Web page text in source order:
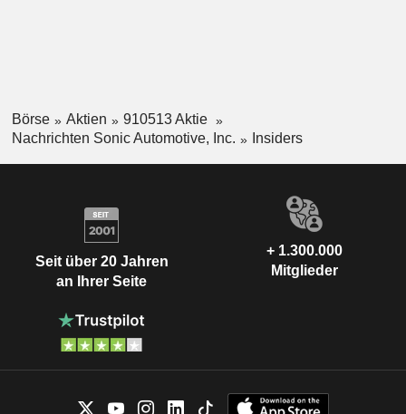
Börse Aktien
910513 Aktie
Nachrichten Sonic Automotive, Inc.
Insiders
Seit über 20 Jahren
an Ihrer Seite
+ 1.300.000
Mitglieder